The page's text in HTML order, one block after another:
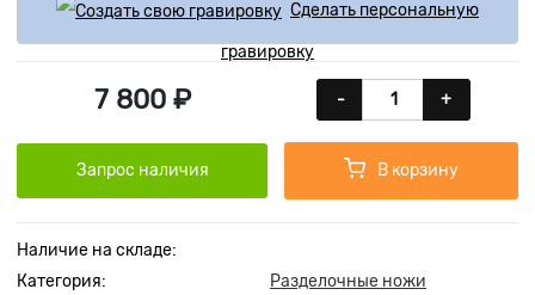
Сделать персональную
гравировку
7 800 ₽ - +
Запрос наличия В корзину
Наличие на складе:
Категория:
Разделочные ножи